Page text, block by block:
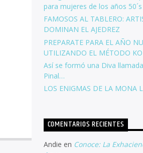
para mujeres de los años 50´s
FAMOSOS AL TABLERO:
DOMINAN EL AJEDREZ
PREPARATE PARA EL AÑO
UTILIZANDO EL MÉTODO
Así se formó una Diva
Pinal…
LOS ENIGMAS DE LA MONA
COMENTARIOS RECIENTES
Andie en Conoce: La